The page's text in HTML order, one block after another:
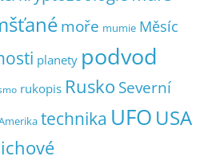
moře mumie Měsíc
planety podvod
rukopis Rusko Severní
technika UFO USA